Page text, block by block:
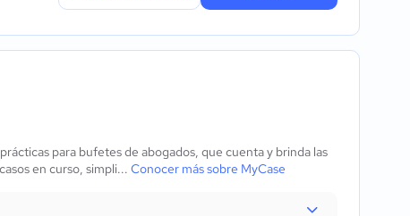
para bufetes de abogados, que cuenta y brinda las
en curso, simpli... Conocer más sobre MyCase